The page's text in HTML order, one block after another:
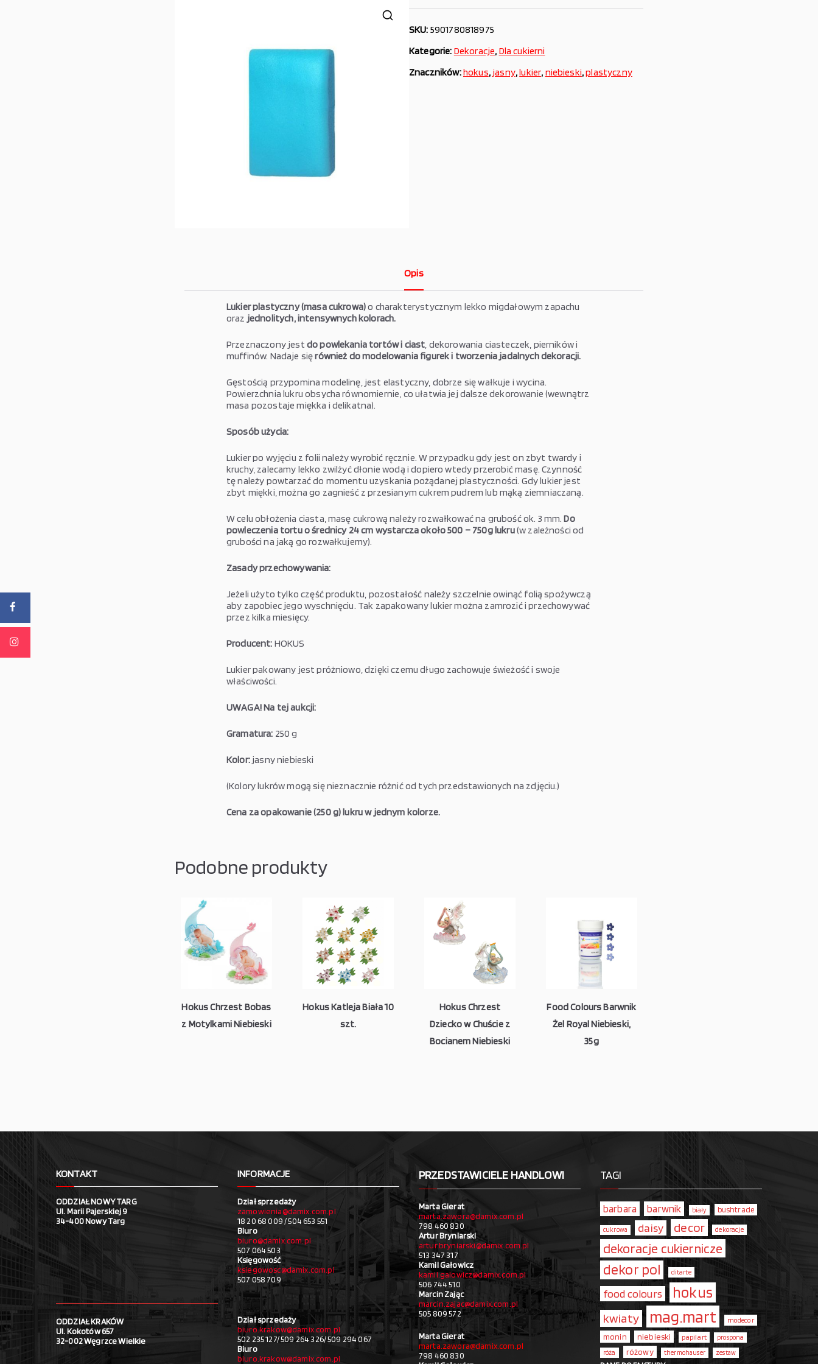
SKU: 5901780818975
Kategorie: Dekoracje, Dla cukierni
Znaczników:hokus, jasny,lukier, niebieski,plastyczny
Opis
Lukier plastyczny (masa cukrowa)o charakterystycznym lekko migdałowym zapachu
oraz jednolitych, intensywnych kolorach.
Przeznaczony jest do powlekania tortów i ciast, dekorowania ciasteczek, pierników i
muffinów. Nadaje sięrównież do modelowania figurek i tworzenia jadalnych dekoracji.
Gęstością przypomina modelinę, jest elastyczny, dobrze się wałkuje i wycina.
Powierzchnia lukru obsycha równomiernie, co ułatwia jej dalsze dekorowanie (wewnątrz
masa pozostaje miękka i delikatna).
Sposób użycia:
Lukier po wyjęciu z folii należy wyrobić ręcznie. W przypadku gdy jest on zbyt twardy i
kruchy, zalecamy lekko zwilżyć dłonie wodą i dopiero wtedy przerobić masę. Czynność
tę należy powtarzać do momentu uzyskania pożądanej plastyczności. Gdy lukier jest
zbyt miękki, można go zagnieść z przesianym cukrem pudrem lub mąką ziemniaczaną.
W celu obłożenia ciasta, masę cukrową należy rozwałkować na grubość ok. 3 mm.Do
powleczenia tortu o średnicy 24 cm wystarcza około 500 – 750g lukru(w zależności od
grubości na jaką go rozwałkujemy).
Zasady przechowywania:
Jeżeli użyto tylko część produktu, pozostałość należy szczelnie owinąć folią spożywczą
aby zapobiec jego wyschnięciu. Tak zapakowany lukier można zamrozić i przechowywać
przez kilka miesięcy.
Producent: HOKUS
Lukier pakowany jest próżniowo, dzięki czemu długo zachowuje świeżość i swoje
właściwości.
UWAGA! Na tej aukcji:
Gramatura: 250 g
Kolor:jasny niebieski
(Kolory lukrów mogą się nieznacznie różnić od tych przedstawionych na zdjęciu.)
Cena za opakowanie (250 g) lukru w jednym kolorze.
Podobne produkty
Hokus Chrzest Bobas
z Motylkami Niebieski
Hokus Katleja Biała 10
szt.
Hokus Chrzest
Dziecko w Chuście z
Bocianem Niebieski
Food Colours Barwnik
Żel Royal Niebieski,
35g
KONTAKT
ODDZIAŁ NOWY TARG
Ul. Marii Pajerskiej 9
34-400 Nowy Targ
ODDZIAŁ KRAKÓW
Ul. Kokotów 657
32-002 Węgrzce Wielkie
INFORMACJE
Dział sprzedaży
zamowienia@damix.com.pl
18 20 68 009 / 504 653 551
Biuro
biuro@damix.com.pl
507 064 503
Księgowość
ksiegowosc@damix.com.pl
507 058 709
Dział sprzedaży
biuro.krakow@damix.com.pl
502 235 127/ 509 264 326/ 509 294 067
Biuro
biuro.krakow@damix.com.pl
PRZEDSTAWICIELE HANDLOWI
Marta Gierat
marta.zawora@damix.com.pl
798 460 830
Artur Bryniarski
artur.bryniarski@damix.com.pl
513 347 317
Kamil Gałowicz
kamil.galowicz@damix.com.pl
506 744 510
Marcin Zając
marcin.zajac@damix.com.pl
505 809 572
Marta Gierat
marta.zawora@damix.com.pl
798 460 830
TAGI
barbara barwnik biały bushtrade
cukrowa daisy decor dekoracje
dekoracje cukiernicze
dekor pol ditarte
food colours hokus
kwiaty mag.mart modecor
monin niebieski papilart
prospona
róża
różowy thermohauser zestaw